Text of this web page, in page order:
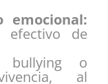
efectivo de
bullying o
al